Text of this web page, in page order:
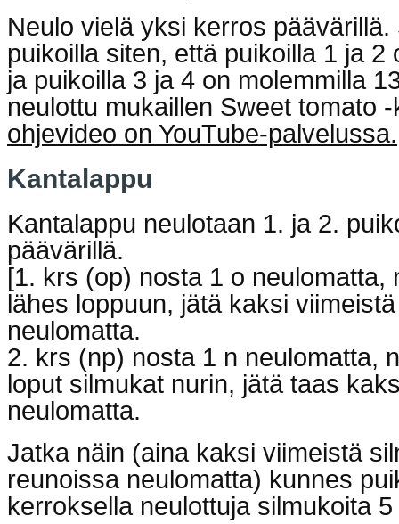
Neulo vielä yksi kerros
puikoilla siten, että puikoilla 1 ja 2
ja puikoilla 3 ja 4 on molemmilla
neulottu mukaillen Sweet tomato
ohjevideo on YouTube-palvelussa.
Kantalappu
Kantalappu neulotaan 1. ja 2.
päävärillä.
[1. krs (op) nosta 1 o neulomatta,
lähes loppuun, jätä kaksi
neulomatta.
2. krs (np) nosta 1 n neulomatta,
loput silmukat nurin, jätä taas
neulomatta.
Jatka näin (aina kaksi viimeistä
reunoissa neulomatta) kunnes
kerroksella neulottuja silmukoita